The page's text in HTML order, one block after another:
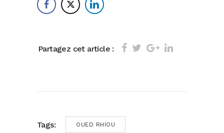
Partagez cet article :
Tags: OUED RHIOU